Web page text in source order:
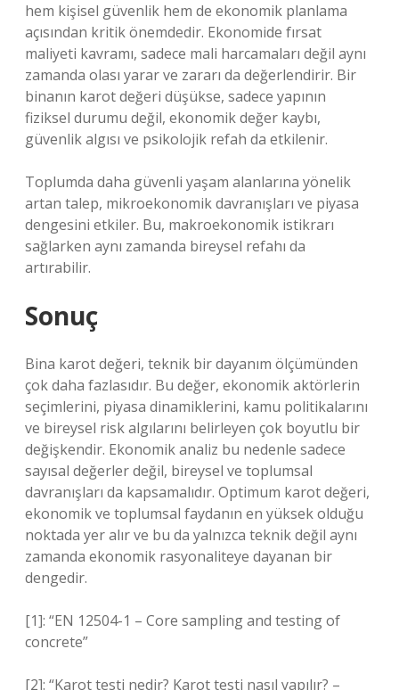
hem kişisel güvenlik hem de ekonomik planlama
açısından kritik önemdedir. Ekonomide fırsat
maliyeti kavramı, sadece mali harcamaları değil aynı
zamanda olası yarar ve zararı da değerlendirir. Bir
binanın karot değeri düşükse, sadece yapının
fiziksel durumu değil, ekonomik değer kaybı,
güvenlik algısı ve psikolojik refah da etkilenir.
Toplumda daha güvenli yaşam alanlarına yönelik
artan talep, mikroekonomik davranışları ve piyasa
dengesini etkiler. Bu, makroekonomik istikrarı
sağlarken aynı zamanda bireysel refahı da
artırabilir.
Sonuç
Bina karot değeri, teknik bir dayanım ölçümünden
çok daha fazlasıdır. Bu değer, ekonomik aktörlerin
seçimlerini, piyasa dinamiklerini, kamu politikalarını
ve bireysel risk algılarını belirleyen çok boyutlu bir
değişkendir. Ekonomik analiz bu nedenle sadece
sayısal değerler değil, bireysel ve toplumsal
davranışları da kapsamalıdır. Optimum karot değeri,
ekonomik ve toplumsal faydanın en yüksek olduğu
noktada yer alır ve bu da yalnızca teknik değil aynı
zamanda ekonomik rasyonaliteye dayanan bir
dengedir.
[1]: “EN 12504-1 – Core sampling and testing of
concrete”
[2]: “Karot testi nedir? Karot testi nasıl yapılır? –